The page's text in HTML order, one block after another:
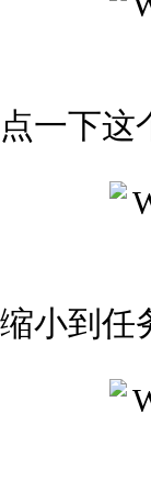
点一下这
缩小到任